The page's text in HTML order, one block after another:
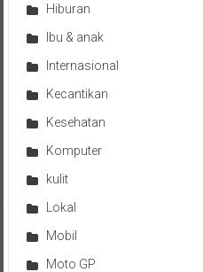
Hiburan
Ibu & anak
Internasional
Kecantikan
Kesehatan
Komputer
kulit
Lokal
Mobil
Moto GP